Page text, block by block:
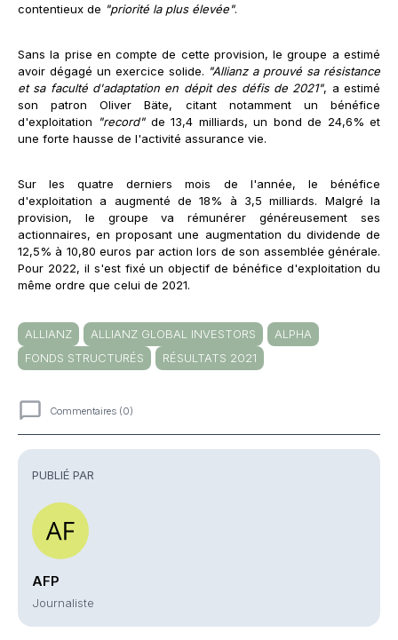
PUBLIÉ PAR
AFP
Journaliste
contentieux de "priorité la plus élevée".
Sans la prise en compte de cette provision, le groupe a estimé
avoir dégagé un exercice solide. "Allianz a prouvé sa résistance
et sa faculté d'adaptation en dépit des défis de 2021", a estimé
son patron Oliver Bäte, citant notamment un bénéfice
d'exploitation
"record"de 13,4 milliards, un bond de 24,6% et
une forte hausse de l'activité assurance vie.
Sur les quatre derniers mois de l'année, le bénéfice
d'exploitation a augmenté de 18% à 3,5 milliards. Malgré la
provision, le groupe va rémunérer généreusement ses
actionnaires, en proposant une augmentation du dividende de
12,5% à 10,80 euros par action lors de son assemblée générale.
Pour 2022, il s'est fixé un objectif de bénéfice d'exploitation du
même ordre que celui de 2021.
ALLIANZ ALLIANZ GLOBAL INVESTORS
ALPHA
FONDS STRUCTURÉS
RÉSULTATS 2021
Commentaires (0)